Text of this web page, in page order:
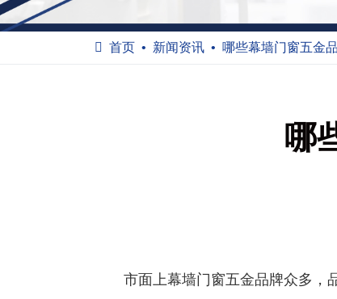
首页 新闻资讯 哪些幕墙门窗五金
哪
市面上幕墙门窗五金品牌众多，品